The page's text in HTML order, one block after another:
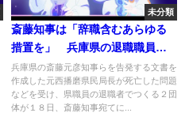
未分類
斎藤知事は「辞職含むあらゆる
措置を」 兵庫県の退職職員団
体が要請文
兵庫県の斎藤元彦知事らを告発する文書を
作成した元西播磨県民局長が死亡した問題
などを受け、県職員の退職者でつくる２団
体が１８日、斎藤知事宛てに...